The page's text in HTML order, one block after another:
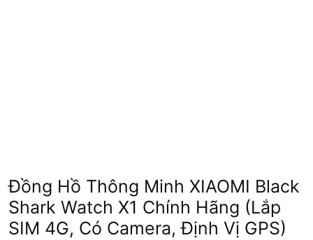
Đồng Hồ Thông Minh XIAOMI Black
Shark Watch X1 Chính Hãng (Lắp
SIM 4G, Có Camera, Định Vị GPS)